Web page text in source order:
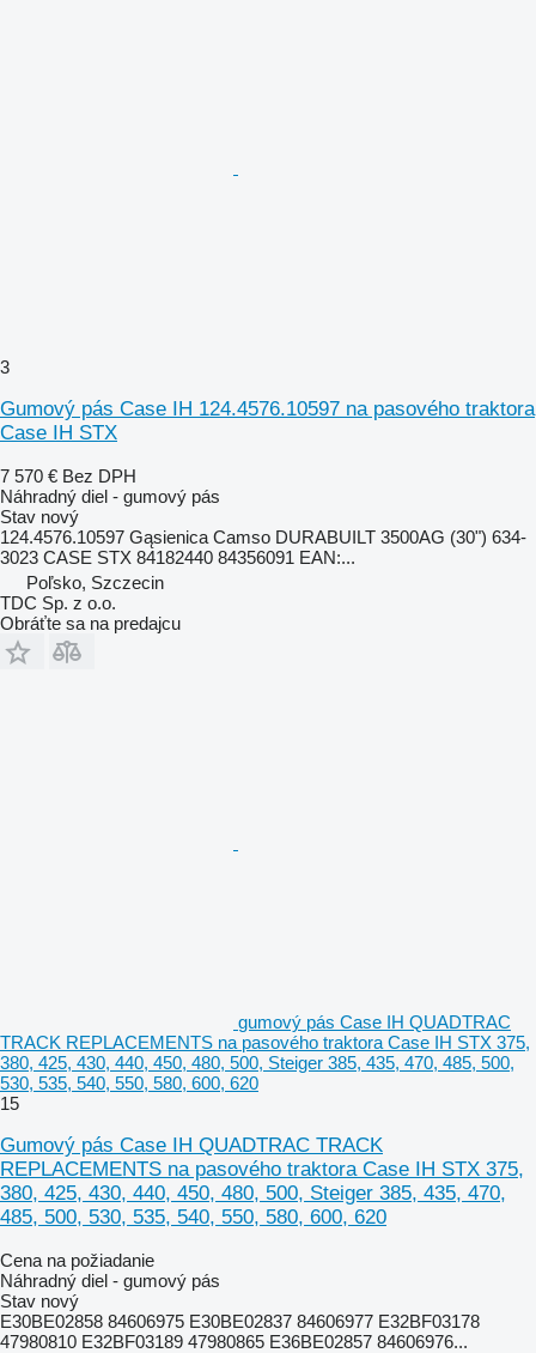
3
Gumový pás Case IH 124.4576.10597 na pasového traktora
Case IH STX
7 570 € Bez DPH
Náhradný diel - gumový pás
Stav nový
124.4576.10597 Gąsienica Camso DURABUILT 3500AG (30") 634-
3023 CASE STX 84182440 84356091 EAN:...
Poľsko, Szczecin
TDC Sp. z o.o.
Obráťte sa na predajcu
gumový pás Case IH QUADTRAC
TRACK REPLACEMENTS na pasového traktora Case IH STX 375,
380, 425, 430, 440, 450, 480, 500, Steiger 385, 435, 470, 485, 500,
530, 535, 540, 550, 580, 600, 620
15
Gumový pás Case IH QUADTRAC TRACK
REPLACEMENTS na pasového traktora Case IH STX 375,
380, 425, 430, 440, 450, 480, 500, Steiger 385, 435, 470,
485, 500, 530, 535, 540, 550, 580, 600, 620
Cena na požiadanie
Náhradný diel - gumový pás
Stav nový
E30BE02858 84606975 E30BE02837 84606977 E32BF03178
47980810 E32BF03189 47980865 E36BE02857 84606976...